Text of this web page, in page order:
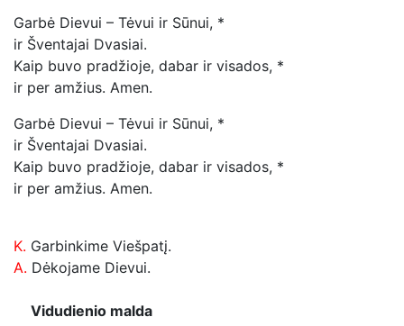
Garbė Dievui – Tėvui ir Sūnui, *
ir Šventajai Dvasiai.
Kaip buvo pradžioje, dabar ir visados, *
ir per amžius. Amen.
Garbė Dievui – Tėvui ir Sūnui, *
ir Šventajai Dvasiai.
Kaip buvo pradžioje, dabar ir visados, *
ir per amžius. Amen.
K. Garbinkime Viešpatį.
A. Dėkojame Dievui.
Vidudienio malda